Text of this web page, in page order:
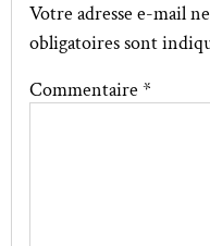
Votre adresse e-mail
obligatoires sont
Commentaire *